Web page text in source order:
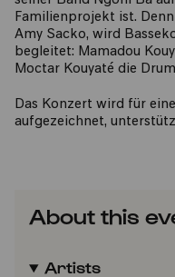
Familienprojekt ist.
Amy Sacko, wird
begleitet: Mamadou
Moctar Kouyaté die
Das Konzert wird für
aufgezeichnet,
About this
Artists